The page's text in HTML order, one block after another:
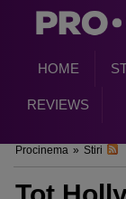
HOME
REVIEWS
Procinema » Stiri